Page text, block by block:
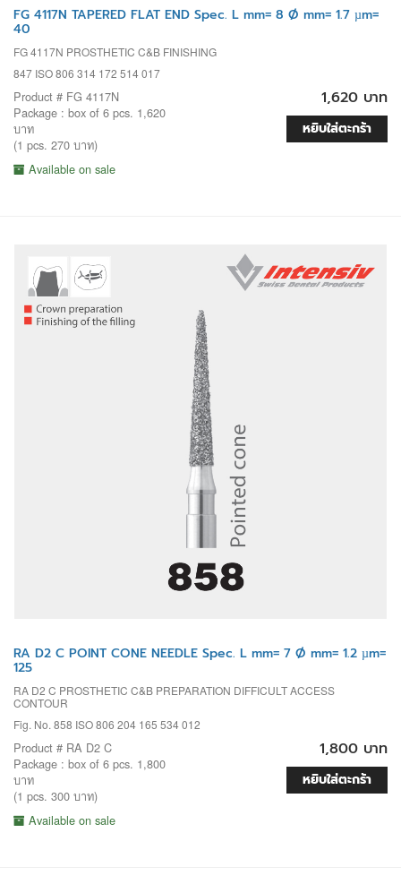
FG 4117N TAPERED FLAT END Spec. L mm= 8 Ø mm= 1.7 µm=
40
FG 4117N PROSTHETIC C&B FINISHING
847 ISO 806 314 172 514 017
Product # FG 4117N
Package : box of 6 pcs. 1,620
บาท
(1 pcs. 270 บาท)
Available on sale
1,620 บาท
หยิบใส่ตะกร้า
RA D2 C POINT CONE NEEDLE Spec. L mm= 7 Ø mm= 1.2 µm=
125
RA D2 C PROSTHETIC C&B PREPARATION DIFFICULT ACCESS
CONTOUR
Fig. No. 858 ISO 806 204 165 534 012
Product # RA D2 C
Package : box of 6 pcs. 1,800
บาท
(1 pcs. 300 บาท)
Available on sale
1,800 บาท
หยิบใส่ตะกร้า